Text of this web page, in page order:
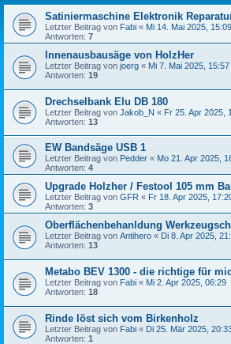
Satiniermaschine Elektronik
Letzter Beitrag von Fabi « Mi 14. Mai 2025, 15:09
Antworten: 7
Innenausbausäge von HolzHer
Letzter Beitrag von joerg « Mi 7. Mai 2025, 15:57
Antworten: 19
Drechselbank Elu DB 180
Letzter Beitrag von Jakob_N « Fr 25. Apr 2025,
Antworten: 13
EW Bandsäge USB 1
Letzter Beitrag von Pedder « Mo 21. Apr 2025,
Antworten: 4
Upgrade Holzher / Festool 105 mm
Letzter Beitrag von GFR « Fr 18. Apr 2025,
Antworten: 3
Oberflächenbehanldung
Letzter Beitrag von Antihero « Di 8. Apr 2025,
Antworten: 13
Metabo BEV 1300 - die richtige für
Letzter Beitrag von Fabi « Mi 2. Apr 2025, 06:29
Antworten: 18
Rinde löst sich vom Birkenholz
Letzter Beitrag von Fabi « Di 25. Mär 2025,
Antworten: 1